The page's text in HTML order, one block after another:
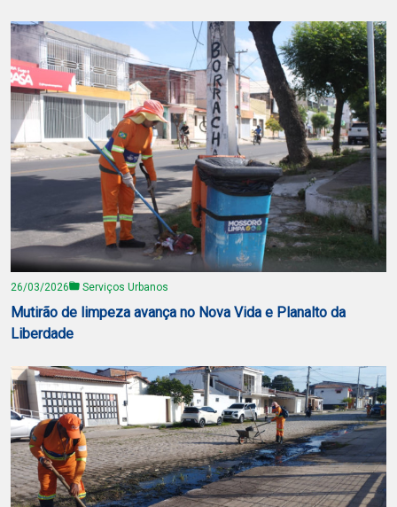
26/03/2026 Serviços Urbanos
Mutirão de limpeza avança no Nova Vida e Planalto da
Liberdade